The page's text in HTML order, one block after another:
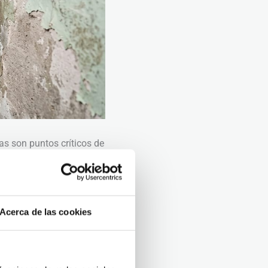
Acerca de las cookies
son puntos críticos de
no fue ejecutada
del interior contacta